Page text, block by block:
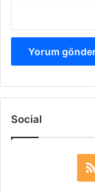
Social